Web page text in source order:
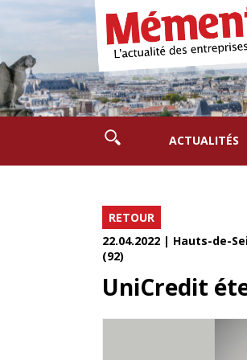
ACTUALITÉS
RETOUR
22.04.2022 | Hauts-de-
(92)
UniCredit